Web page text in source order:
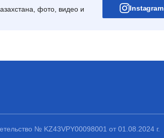
фото, видео и
Instagram
№ KZ43VPY00098001 от 01.08.2024 г.